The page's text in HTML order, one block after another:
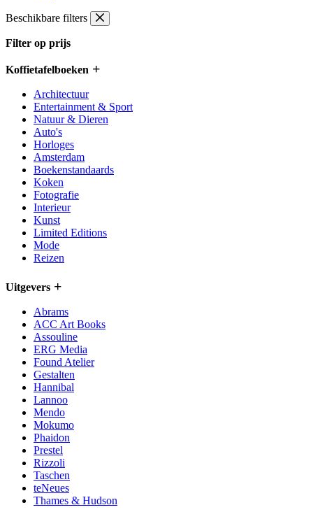
Beschikbare filters
Filter op prijs
Koffietafelboeken
Architectuur
Entertainment & Sport
Natuur & Dieren
Auto's
Horloges
Amsterdam
Boekenstandaards
Koken
Fotografie
Interieur
Kunst
Limited Editions
Mode
Reizen
Uitgevers
Abrams
ACC Art Books
Assouline
ERG Media
Found Atelier
Gestalten
Hannibal
Lannoo
Mendo
Mokumo
Phaidon
Prestel
Rizzoli
Taschen
teNeues
Thames & Hudson